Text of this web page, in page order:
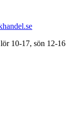
10-17, sön 12-16